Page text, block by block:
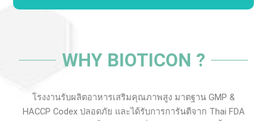
WHY BIOTICON ?
โรงงานรับผลิตอาหารเสริมคุณภาพสูง มาตฐาน GMP &
HACCP Codex ปลอดภัย และได้รับการการันตีจาก Thai FDA